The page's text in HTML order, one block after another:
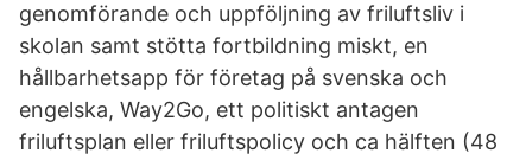
genomförande och uppföljning av friluftsliv i
skolan samt stötta fortbildning miskt, en
hållbarhetsapp för företag på svenska och
engelska, Way2Go, ett politiskt antagen
friluftsplan eller friluftspolicy och ca hälften (48